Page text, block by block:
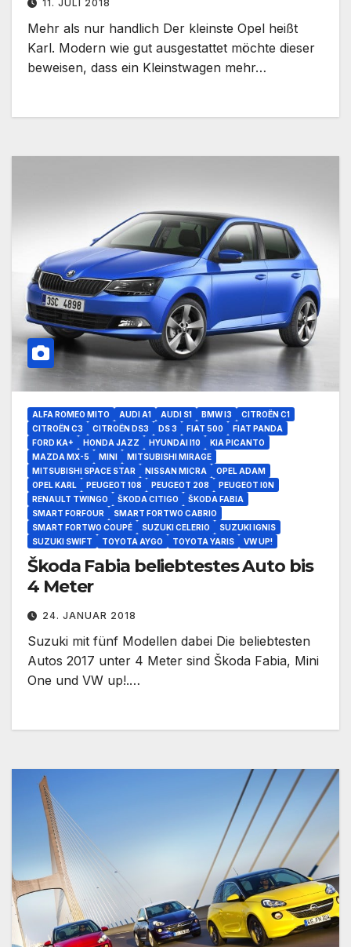
11. JULI 2018
Mehr als nur handlich Der kleinste Opel heißt
Karl. Modern wie gut ausgestattet möchte dieser
beweisen, dass ein Kleinstwagen mehr…
ALFA ROMEO MITO AUDI A1 AUDI S1 BMW I3
CITROËN C1
CITROËN C3
CITROËN DS3 DS 3 FIAT 500
FIAT PANDA
FORD KA+
HONDA JAZZ HYUNDAI I10
KIA PICANTO
MAZDA MX-5
MINI
MITSUBISHI MIRAGE
MITSUBISHI SPACE STAR
NISSAN MICRA
OPEL ADAM
OPEL KARL
PEUGEOT 108 PEUGEOT 208
PEUGEOT I0N
RENAULT TWINGO
ŠKODA CITIGO
ŠKODA FABIA
SMART FORFOUR
SMART FORTWO CABRIO
SMART FORTWO COUPÉ
SUZUKI CELERIO
SUZUKI IGNIS
SUZUKI SWIFT
TOYOTA AYGO TOYOTA YARIS VW UP!
Škoda Fabia beliebtestes Auto bis
4 Meter
24. JANUAR 2018
Suzuki mit fünf Modellen dabei Die beliebtesten
Autos 2017 unter 4 Meter sind Škoda Fabia, Mini
One und VW up!.…